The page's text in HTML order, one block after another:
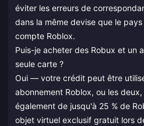
éviter les erreurs de
dans la même devise que le
compte Roblox.
Puis-je acheter des Robux et un
seule carte ?
Oui — votre crédit peut être
abonnement Roblox, ou les
également de jusqu'à 25 % de
objet virtuel exclusif gratuit lors